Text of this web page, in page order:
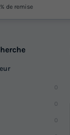
de remise
0
0
0